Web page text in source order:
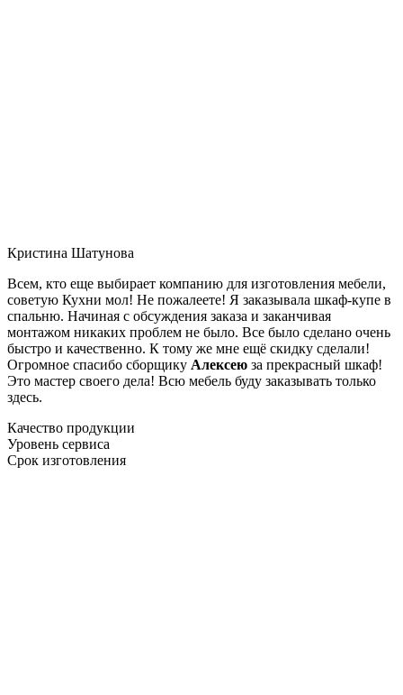
Кристина Шатунова
Всем, кто еще выбирает компанию для изготовления мебели,
советую Кухни мол! Не пожалеете! Я заказывала шкаф-купе в
спальню. Начиная с обсуждения заказа и заканчивая
монтажом никаких проблем не было. Все было сделано очень
быстро и качественно. К тому же мне ещё скидку сделали!
Огромное спасибо сборщику Алексею за прекрасный шкаф!
Это мастер своего дела! Всю мебель буду заказывать только
здесь.
Качество продукции
Уровень сервиса
Срок изготовления